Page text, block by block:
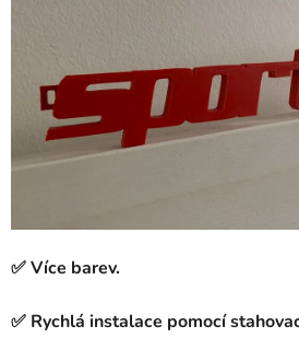
✅ Více barev.
✅ Rychlá instalace pomocí